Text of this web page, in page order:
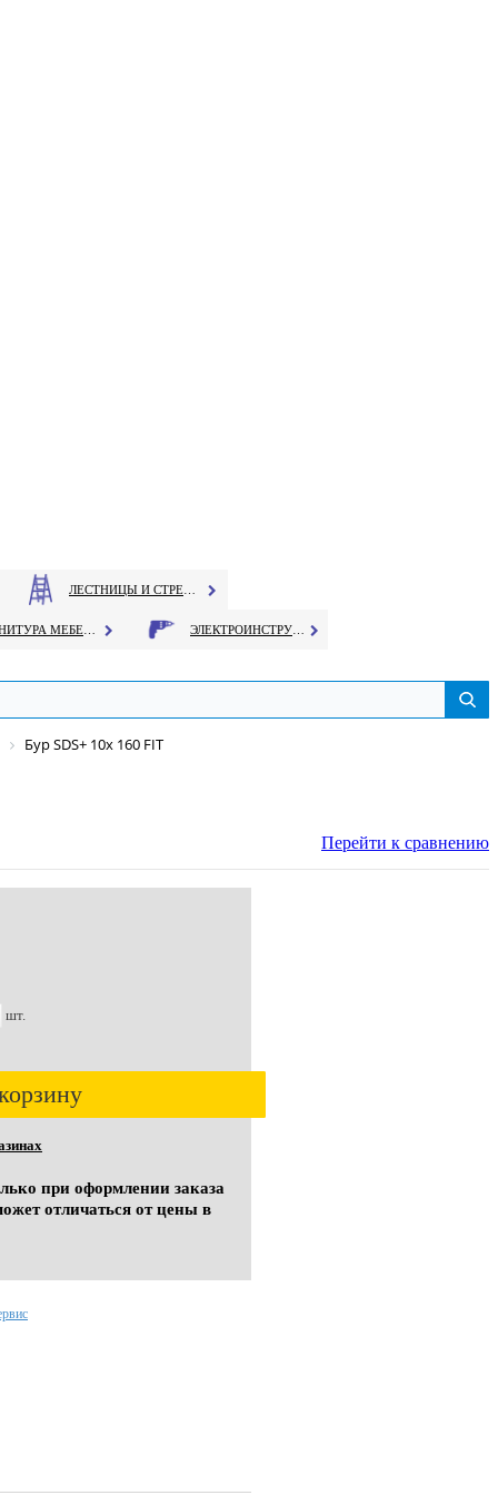
Бур SDS+ 10х 160 FIT
Перейти к сравнению
шт.
при оформлении заказа
отличаться от цены в